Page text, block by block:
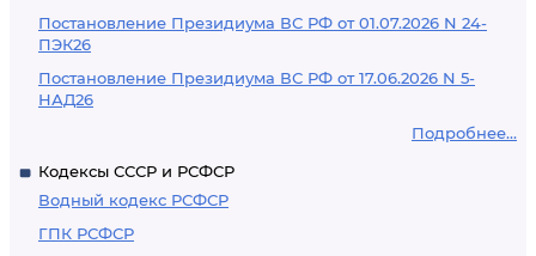
Постановление Президиума ВС РФ от 01.07.2026 N 24-
ПЭК26
Постановление Президиума ВС РФ от 17.06.2026 N 5-
НАД26
Подробнее...
Кодексы СССР и РСФСР
Водный кодекс РСФСР
ГПК РСФСР